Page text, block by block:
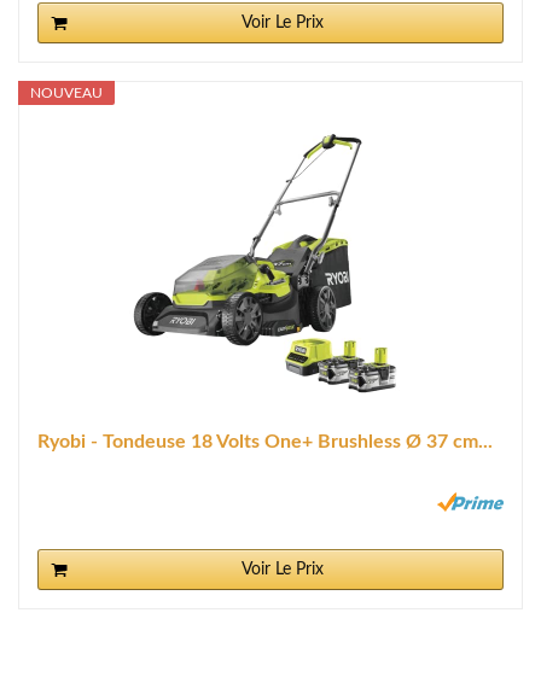
Voir Le Prix
NOUVEAU
Ryobi - Tondeuse 18 Volts One+ Brushless Ø 37 cm...
Voir Le Prix